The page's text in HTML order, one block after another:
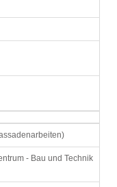
- Bau und Technik